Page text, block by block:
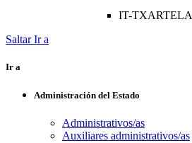
IT-TXARTELA
Saltar Ir a
Ir a
Administración del Estado
Administrativos/as
Auxiliares administrativos/as